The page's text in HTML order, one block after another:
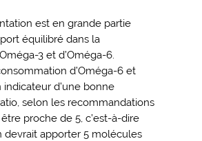
est en grande partie
équilibré dans la
3 et d’Oméga-6.
d’Oméga-6 et
indicateur d’une bonne
selon les recommandations
être proche de 5, c’est-à-dire
devrait apporter 5 molécules